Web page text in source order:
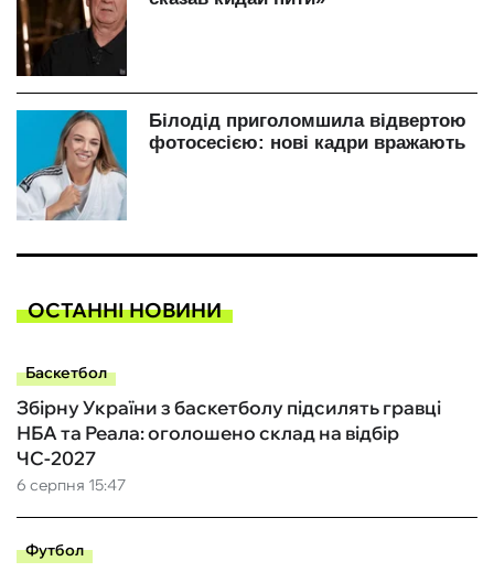
ОСТАННІ НОВИНИ
Баскетбол
6 серпня 15:47
Збірну України з баскетболу підсилять гравці
НБА та Реала: оголошено склад на відбір
ЧС-2027
Футбол